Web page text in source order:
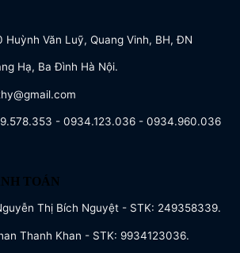
Huỳnh Văn Luỹ, Quang Vinh, BH, ĐN
Hạ, Ba Đình Hà Nội.
- 0934.123.036 - 0934.960.036
TOÁN
Thị Bích Nguyệt - STK: 249358339.
Thanh Khan - STK: 9934123036.